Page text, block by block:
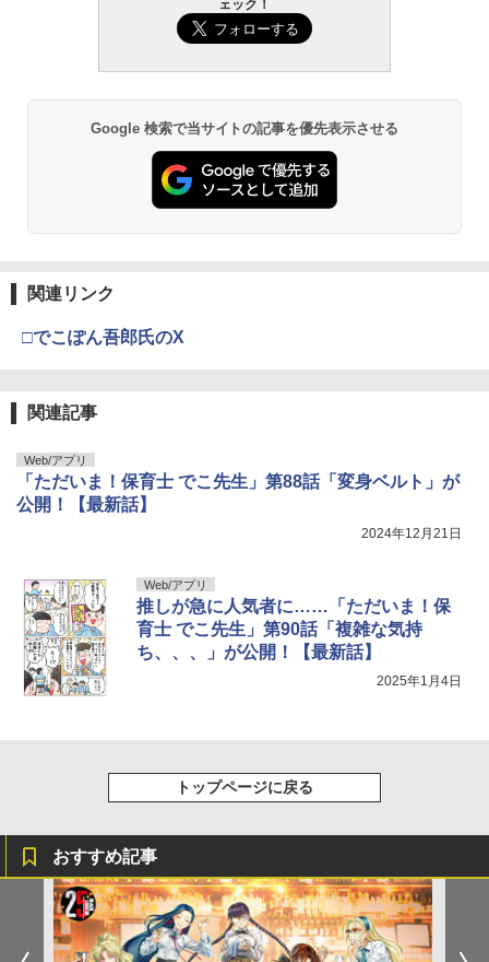
ェック！
Google 検索で当サイトの記事を優先表示させる
関連リンク
□でこぽん吾郎氏のX
関連記事
Web/アプリ
「ただいま！保育士 でこ先生」第88話「変身ベルト」が
公開！【最新話】
2024年12月21日
Web/アプリ
推しが急に人気者に……「ただいま！保
育士 でこ先生」第90話「複雑な気持
ち、、、」が公開！【最新話】
2025年1月4日
トップページに戻る
おすすめ記事